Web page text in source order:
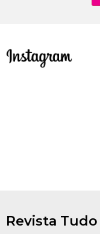
Revista Tudo